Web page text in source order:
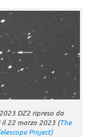
DZ2 ripreso da
il 22 marzo 2023 (The
Project)